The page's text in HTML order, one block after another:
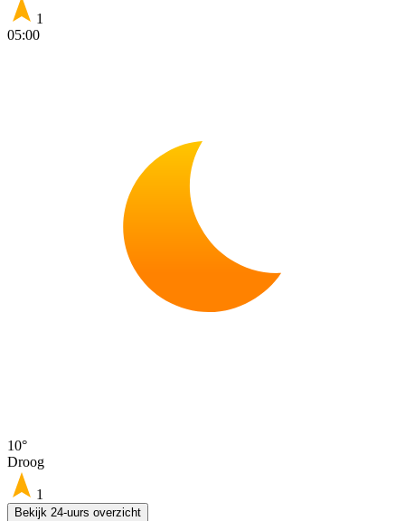
1
05:00
10°
Droog
1
Bekijk 24-uurs overzicht